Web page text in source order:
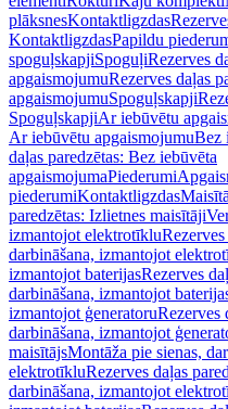
plāksnesKontaktligzdas
KontaktligzdasPapildu
spoguļskapjiSpoguļiRezerves
apgaismojumuRezerves daļas
apgaismojumuSpoguļskapji
SpoguļskapjiAr iebūvētu
Ar iebūvētu apgaismojumuBez
daļas paredzētas: Bez iebūvēta
apgaismojumaPiederumi
piederumiKontaktligzdas
paredzētas: Izlietnes maisītāji
izmantojot elektrotīklu
darbināšana, izmantojot
izmantojot baterijasRezerves
darbināšana, izmantojot
izmantojot ģeneratoruRezerves
darbināšana, izmantojot
maisītājsMontāža pie sienas,
elektrotīkluRezerves daļas
darbināšana, izmantojot